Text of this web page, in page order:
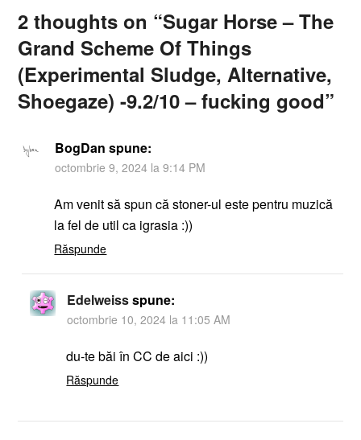
2 thoughts on “Sugar Horse – The
Grand Scheme Of Things
(Experimental Sludge, Alternative,
Shoegaze) -9.2/10 – fucking good”
BogDan spune:
octombrie 9, 2024 la 9:14 PM
Am venit să spun că stoner-ul este pentru muzică
la fel de util ca igrasia :))
Răspunde
Edelweissspune:
octombrie 10, 2024 la 11:05 AM
du-te băi în CC de aici :))
Răspunde